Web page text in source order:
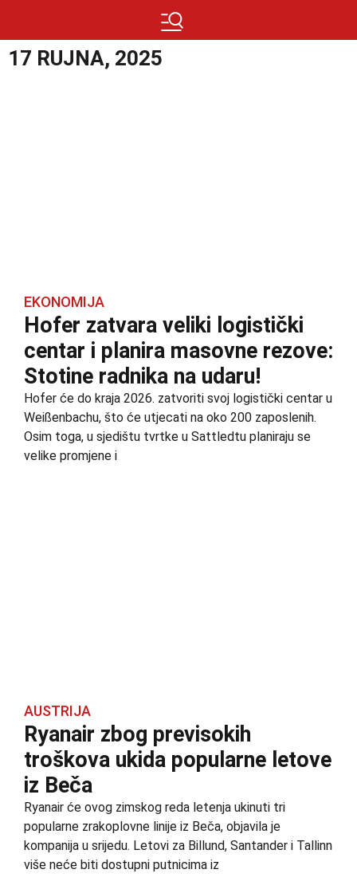
17 RUJNA, 2025
EKONOMIJA
Hofer zatvara veliki logistički
centar i planira masovne rezove:
Stotine radnika na udaru!
Hofer će do kraja 2026. zatvoriti svoj logistički centar u
Weißenbachu, što će utjecati na oko 200 zaposlenih.
Osim toga, u sjedištu tvrtke u Sattledtu planiraju se
velike promjene i
AUSTRIJA
Ryanair zbog previsokih
troškova ukida popularne letove
iz Beča
Ryanair će ovog zimskog reda letenja ukinuti tri
popularne zrakoplovne linije iz Beča, objavila je
kompanija u srijedu. Letovi za Billund, Santander i Tallinn
više neće biti dostupni putnicima iz